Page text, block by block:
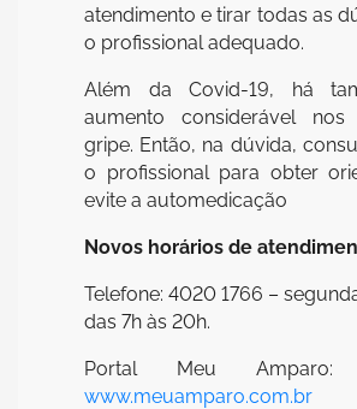
atendimento e tirar todas as
o profissional adequado.
Além da Covid-19, há
aumento considerável
gripe. Então, na dúvida,
o profissional para obter
evite a automedicação
Novos horários de
Telefone: 4020 1766 –
das 7h às 20h.
Portal Meu
www.meuamparo.com.br